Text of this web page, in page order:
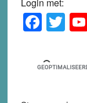
Primary
Sidebar
F
a
c
e
b
T
wi
tt
er